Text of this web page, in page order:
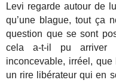
Levi regarde autour de
qu’une blague, tout ça
question que se sont
cela a-t-il pu arriver
inconcevable, irréel,
un rire libérateur qui en